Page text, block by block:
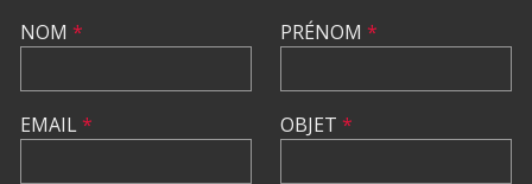
NOM *
EMAIL*
PRÉNOM *
OBJET *